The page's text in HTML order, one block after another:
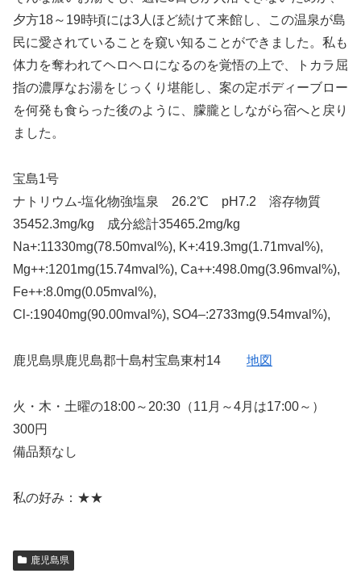
夕方18～19時頃には3人ほど続けて来館し、この温泉が島
民に愛されていることを窺い知ることができました。私も
体力を奪われてヘロヘロになるのを覚悟の上で、トカラ屈
指の濃厚なお湯をじっくり堪能し、案の定ボディーブロー
を何発も食らった後のように、朦朧としながら宿へと戻り
ました。
宝島1号
ナトリウム-塩化物強塩泉 26.2℃ pH7.2 溶存物質
35452.3mg/kg 成分総計35465.2mg/kg
Na+:11330mg(78.50mval%), K+:419.3mg(1.71mval%),
Mg++:1201mg(15.74mval%), Ca++:498.0mg(3.96mval%),
Fe++:8.0mg(0.05mval%),
Cl-:19040mg(90.00mval%), SO4–:2733mg(9.54mval%),
鹿児島県鹿児島郡十島村宝島東村14 地図
火・木・土曜の18:00～20:30（11月～4月は17:00～）
300円
備品類なし
私の好み：★★
鹿児島県